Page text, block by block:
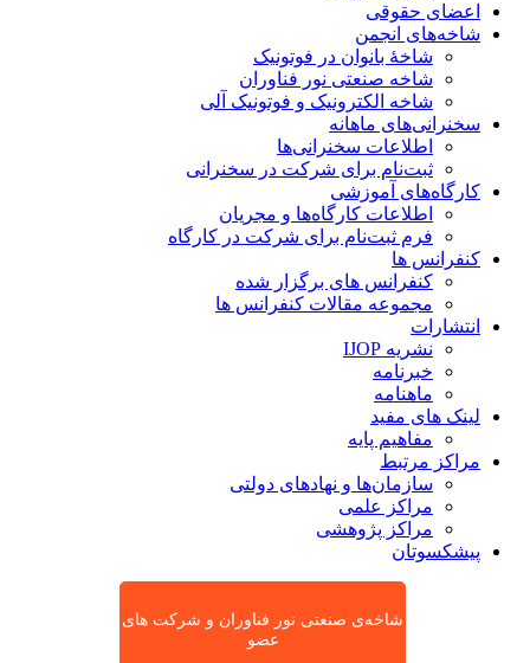
اعضای حقوقی
شاخه‌های انجمن
شاخۀ بانوان در فوتونیک
شاخه صنعتی نور فناوران
شاخه‌ الکترونیک و فوتونیک آلی
سخنرانی‌های ماهانه
اطلاعات سخنرانی‌‌ها
ثبت‌نام برای شرکت در سخنرانی
کارگاه‌های آموزشی
اطلاعات کارگاه‌ها و مجریان
فرم ثبت‌نام برای شرکت در کارگاه
کنفرانس ها
کنفرانس های برگزار شده
مجموعه مقالات کنفرانس ها
انتشارات
نشریه IJOP
خبرنامه
ماهنامه
لینک های مفید
مفاهیم پایه
مراکز مرتبط
سازمان‌ها و نهادهای دولتی
مراکز علمی
مراکز پژوهشی
پیشکسوتان
شاخه‌ی صنعتی نور فناوران و شرکت های
عضو